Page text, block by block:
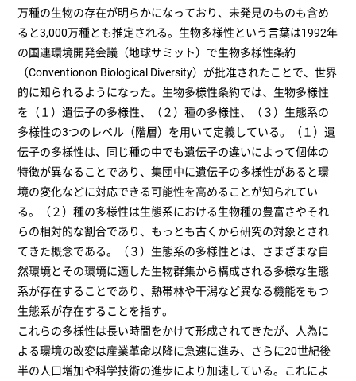
万種の生物の存在が明らかになっており、未発見のものも含め
ると3,000万種とも推定される。生物多様性という言葉は1992年
の国連環境開発会議（地球サミット）で生物多様性条約
（Conventionon Biological Diversity）が批准されたことで、世界
的に知られるようになった。生物多様性条約では、生物多様性
を（１）遺伝子の多様性、（２）種の多様性、（３）生態系の
多様性の3つのレベル（階層）を用いて定義している。（１）遺
伝子の多様性は、同じ種の中でも遺伝子の違いによって個体の
特徴が異なることであり、集団中に遺伝子の多様性があると環
境の変化などに対応できる可能性を高めることが知られてい
る。（２）種の多様性は生態系における生物種の豊富さやそれ
らの相対的な割合であり、もっとも古くから研究の対象とされ
てきた概念である。（３）生態系の多様性とは、さまざまな自
然環境とその環境に適した生物群集から構成される多様な生態
系が存在することであり、熱帯林や干潟など異なる機能をもつ
生態系が存在することを指す。
これらの多様性は長い時間をかけて形成されてきたが、人為に
よる環境の改変は産業革命以降に急速に進み、さらに20世紀後
半の人口増加や科学技術の進歩により加速している。これによ